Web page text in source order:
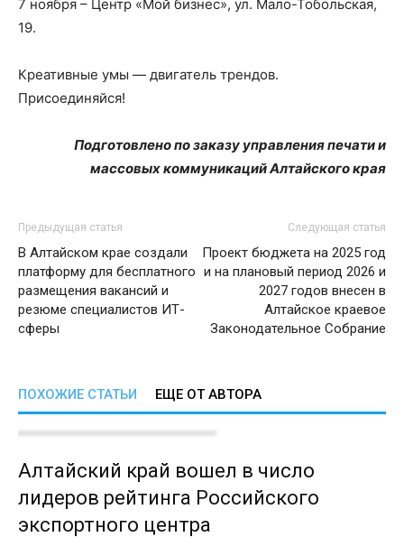
7 ноября – Центр «Мой бизнес», ул. Мало-Тобольская,
19.
Креативные умы — двигатель трендов.
Присоединяйся!
Подготовлено по заказу управления печати и
массовых коммуникаций Алтайского края
Предыдущая статья
В Алтайском крае создали
платформу для бесплатного
размещения вакансий и
резюме специалистов ИТ-
сферы
Следующая статья
Проект бюджета на 2025 год
и на плановый период 2026 и
2027 годов внесен в
Алтайское краевое
Законодательное Собрание
ПОХОЖИЕ СТАТЬИ ЕЩЕ ОТ АВТОРА
Алтайский край вошел в число
лидеров рейтинга Российского
экспортного центра